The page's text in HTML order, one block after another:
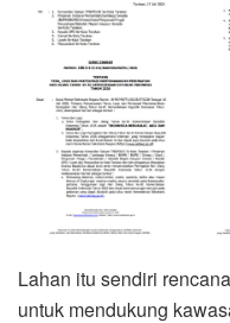
Lahan itu sendiri
untuk mendukung